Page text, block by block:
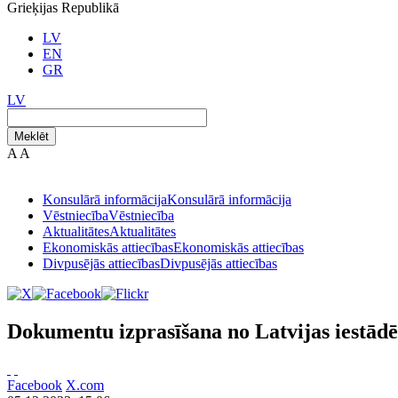
Grieķijas Republikā
LV
EN
GR
LV
Meklēt
A A
Konsulārā informācijaKonsulārā informācija
VēstniecībaVēstniecība
AktualitātesAktualitātes
Ekonomiskās attiecībasEkonomiskās attiecības
Divpusējās attiecībasDivpusējās attiecības
Dokumentu izprasīšana no Latvijas
Facebook X.com